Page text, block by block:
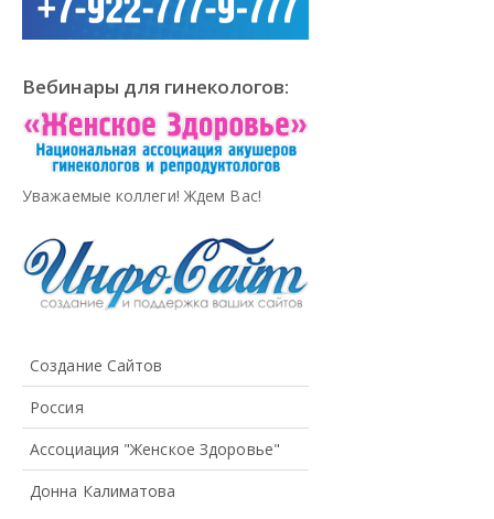
Вебинары для гинекологов:
Уважаемые коллеги! Ждем Вас!
Создание Сайтов
Россия
Ассоциация "Женское Здоровье"
Донна Калиматова